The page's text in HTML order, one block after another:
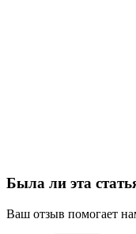
Была ли эта
Ваш отзыв помогает